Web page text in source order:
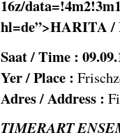
16z/
hl=de”>HARITA /
Saat / Time :
Yer / Place :
Adres / Address :
TIMERART